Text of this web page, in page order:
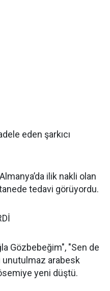
eden şarkıcı
ilik nakli olan
tedavi görüyordu.
Gözbebeğim", "Sen de
unutulmaz arabesk
yeni düştü.